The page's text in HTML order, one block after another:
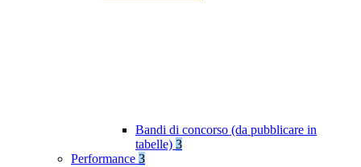
Bandi di concorso (da pubblicare in
tabelle) 3
Performance 3